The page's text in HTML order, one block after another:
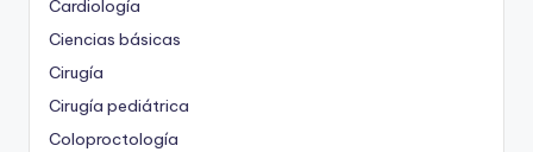
Cardiología
Ciencias básicas
Cirugía
Cirugía pediátrica
Coloproctología